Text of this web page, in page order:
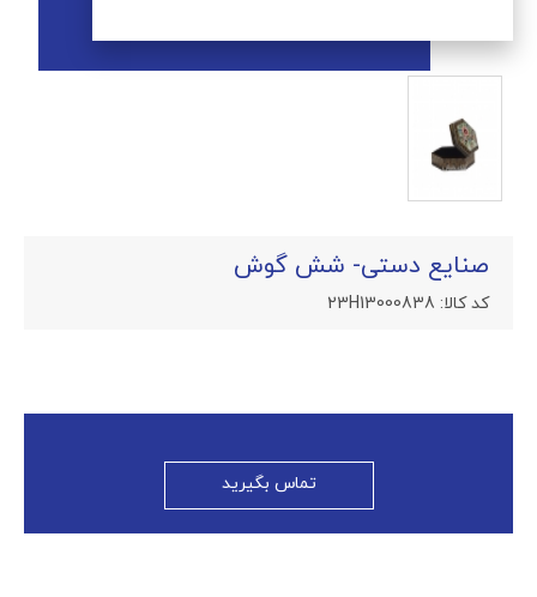
صنایع دستی- شش گوش
کد کالا: 23H13000838
تماس بگیرید